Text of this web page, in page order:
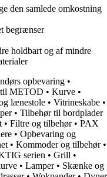
den samlede omkostning
begrænser
holdbart og af mindre
opbevaring •
METOD • Kurve •
lænestole • Vitrineskabe •
• Tilbehør til bordplader
• Filtre og tilbehør• PAX
• Opbevaring og
• Kommoder og tilbehør•
serien • Grill •
• Lamper• Skænke og